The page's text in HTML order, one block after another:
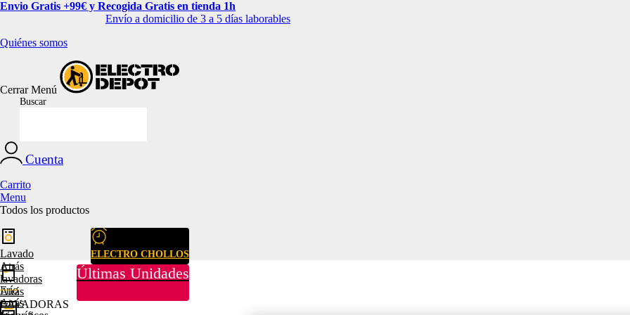
Envio Gratis +99€ y Recogida Gratis en tienda 1h
Envío a domicilio de 3 a 5 días laborables
Quiénes somos
CerrarMenú
Buscar
Cuenta
Carrito
Menu
Todos los productos
ELECTRO CHOLLOS
Últimas Unidades
Lavado
Atrás
lavadoras
Atrás
LAVADORAS
Frío
Atrás